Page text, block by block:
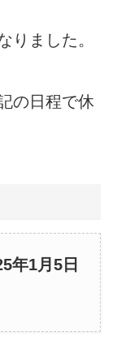
りました。
の日程で休
年1月5日